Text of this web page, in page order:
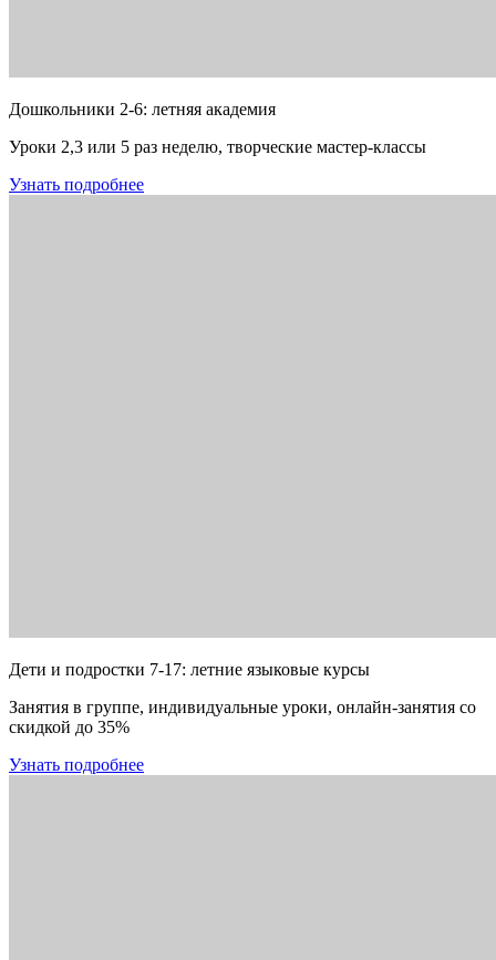
Дошкольники 2-6: летняя академия
Уроки 2,3 или 5 раз неделю, творческие мастер-классы
Узнать подробнее
Дети и подростки 7-17: летние языковые курсы
Занятия в группе, индивидуальные уроки, онлайн-занятия со
скидкой до 35%
Узнать подробнее